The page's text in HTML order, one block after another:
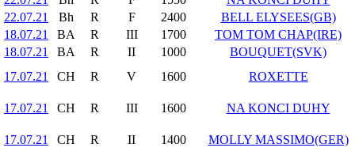
22.07.21
Bh R F 2400
BELL ELYSEES(GB)
18.07.21
BA R III 1700
TOM TOM CHAP(IRE)
18.07.21
BA R II 1000
BOUQUET(SVK)
17.07.21
CH R V 1600 ROXETTE
17.07.21 CH R III 1600 NA KONCI DUHY
17.07.21 CH R II 1400
MOLLY MASSIMO(GER)